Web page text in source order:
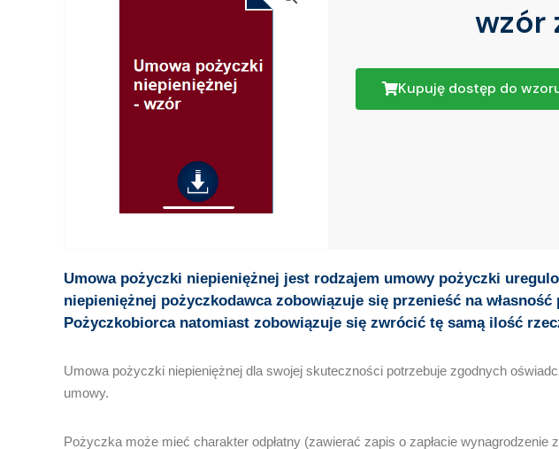
wzór
Kupuję dostęp do
Umowa pożyczki niepieniężnej jest rodzajem umowy pożyczki
niepieniężnej pożyczkodawca zobowiązuje się przenieść na
Pożyczkobiorca natomiast zobowiązuje się zwrócić tę samą ilość
Umowa pożyczki niepieniężnej dla swojej skuteczności potrzebuje zgodnych
umowy.
Pożyczka może mieć charakter odpłatny (zawierać zapis o zapłacie wynagrodzenie